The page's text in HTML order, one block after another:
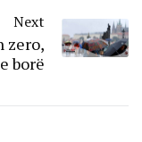
Next
zero,
borë